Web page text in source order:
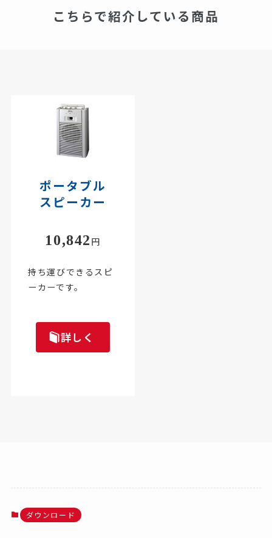
こちらで紹介している商品
ポータブル
スピーカー
10,842 円
持ち運びできるスピ
ーカーです。
詳しく
ダウンロード